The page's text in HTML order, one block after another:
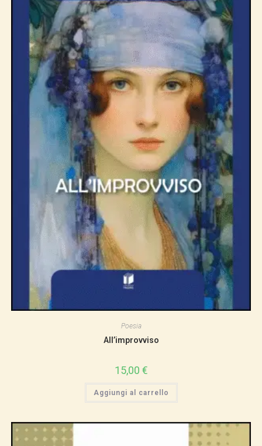
Poesia
All’improvviso
15,00 €
Aggiungi al carrello